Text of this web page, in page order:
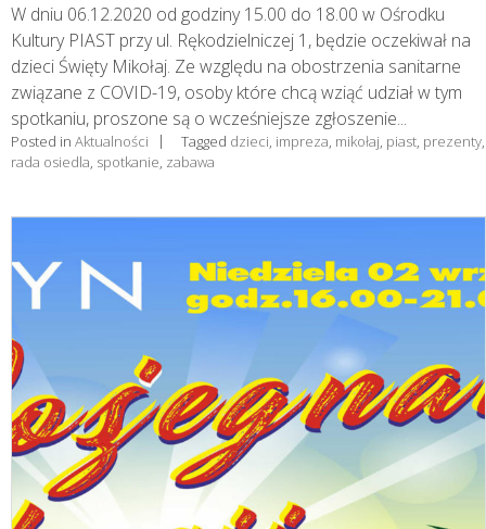
W dniu 06.12.2020 od godziny 15.00 do 18.00 w Ośrodku
Kultury PIAST przy ul. Rękodzielniczej 1, będzie oczekiwał na
dzieci Święty Mikołaj. Ze względu na obostrzenia sanitarne
związane z COVID-19, osoby które chcą wziąć udział w tym
spotkaniu, proszone są o wcześniejsze zgłoszenie...
Posted in Aktualności Tagged dzieci impreza mikołaj piast prezenty
rada osiedla spotkanie zabawa